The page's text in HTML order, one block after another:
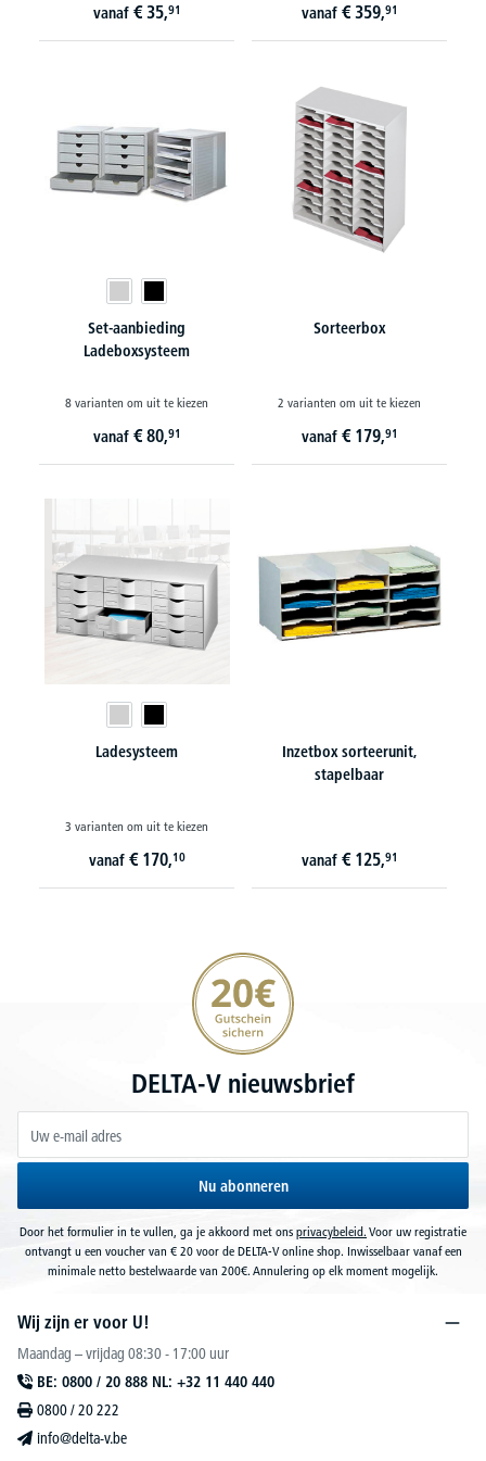
vanaf € 35,91 vanaf € 359,91
Set-aanbieding
Ladeboxsysteem
8 varianten om uit te kiezen
vanaf € 80,91
Sorteerbox
2 varianten om uit te kiezen
vanaf € 179,91
Ladesysteem
3 varianten om uit te kiezen
vanaf € 170,10
Inzetbox sorteerunit,
stapelbaar
vanaf € 125,91
20€ korting verzekeren
DELTA-V nieuwsbrief
Nu abonneren
Door het formulier in te vullen, ga je akkoord met ons privacybeleid. Voor uw registratie
ontvangt u een voucher van € 20 voor de DELTA-V online shop. Inwisselbaar vanaf een
minimale netto bestelwaarde van 200€. Annulering op elk moment mogelijk.
Wij zijn er voor U!
Maandag – vrijdag 08:30 - 17:00 uur
BE: 0800 / 20 888 NL: +32 11 440 440
0800 / 20 222
info@delta-v.be